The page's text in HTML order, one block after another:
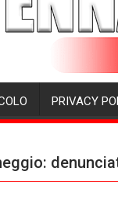
PRIVACY